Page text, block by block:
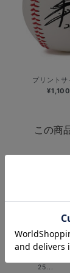
プリント
¥1,100
この商
25...